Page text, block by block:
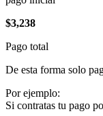
$3,238
Pago total
De esta forma solo
Por ejemplo:
Si contratas tu pago